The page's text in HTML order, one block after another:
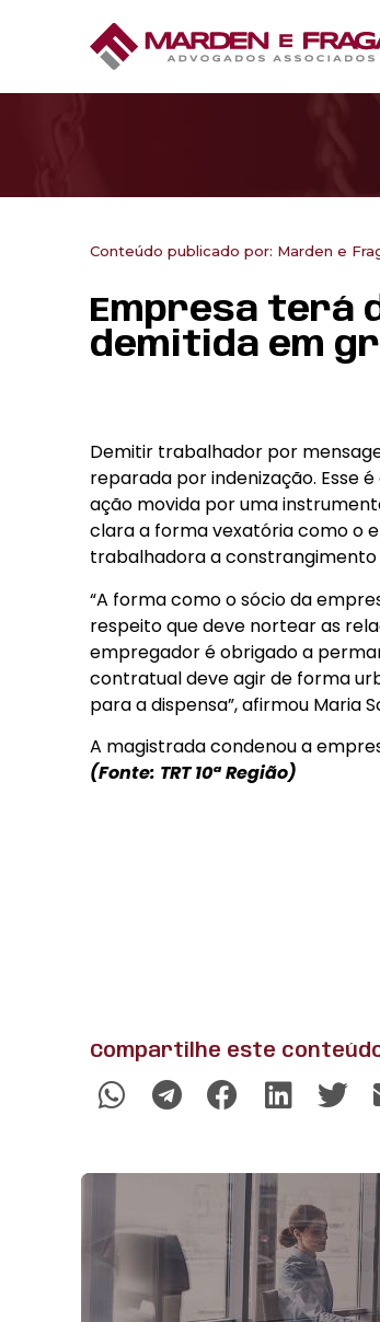
Conteúdo publicado por: Marden e
Empresa terá
demitida em
Demitir trabalhador por
reparada por indenização. Esse
ação movida por uma
clara a forma vexatória como o
trabalhadora a constrangimento
“A forma como o sócio da
respeito que deve nortear as
empregador é obrigado a
contratual deve agir de forma
para a dispensa”, afirmou Maria
A magistrada condenou a
(Fonte: TRT 10ª Região)
Compartilhe este